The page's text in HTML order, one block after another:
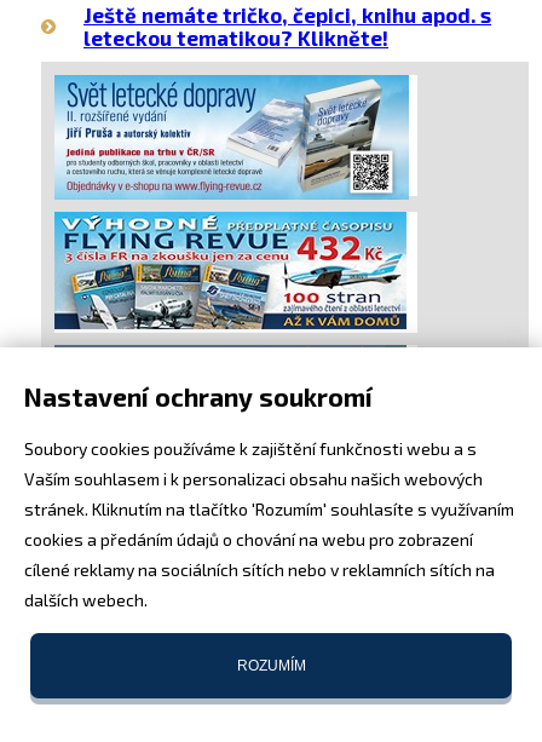
Ještě nemáte tričko, čepici, knihu apod. s
leteckou tematikou? Klikněte!
Nastavení ochrany soukromí
Soubory cookies používáme k zajištění funkčnosti webu a s
Vaším souhlasem i k personalizaci obsahu našich webových
stránek. Kliknutím na tlačítko 'Rozumím' souhlasíte s využívaním
cookies a předáním údajů o chování na webu pro zobrazení
cílené reklamy na sociálních sítích nebo v reklamních sítích na
dalších webech.
ROZUMÍM